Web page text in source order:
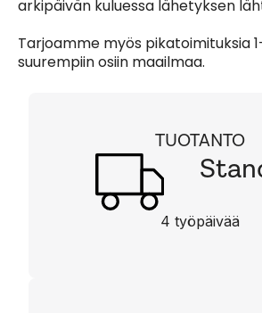
arkipäivän kuluessa lähetyksen
Tarjoamme myös pikatoimituksia
suurempiin osiin maailmaa.
TUOTANTO
4 työpäivää